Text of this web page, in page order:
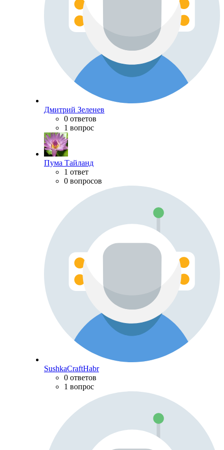
Дмитрий Зеленев
0 ответов
1 вопрос
Пума Тайланд
1 ответ
0 вопросов
SushkaCraftHabr
0 ответов
1 вопрос